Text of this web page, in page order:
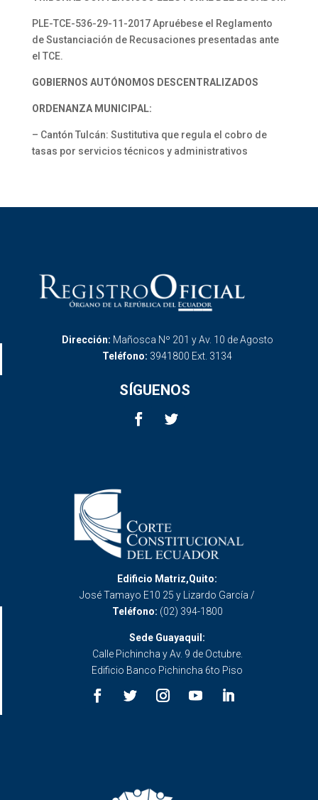
PLE-TCE-536-29-11-2017 Apruébese el Reglamento
de Sustanciación de Recusaciones presentadas ante
el TCE.
GOBIERNOS AUTÓNOMOS DESCENTRALIZADOS
ORDENANZA MUNICIPAL:
– Cantón Tulcán: Sustitutiva que regula el cobro de
tasas por servicios técnicos y administrativos
Dirección: Mañosca Nº 201 y Av. 10 de Agosto
Teléfono: 3941800 Ext. 3134
SÍGUENOS
Edificio Matriz,Quito:
José Tamayo E10 25 y Lizardo García /
Teléfono: (02) 394-1800
Sede Guayaquil:
Calle Pichincha y Av. 9 de Octubre.
Edificio Banco Pichincha 6to Piso